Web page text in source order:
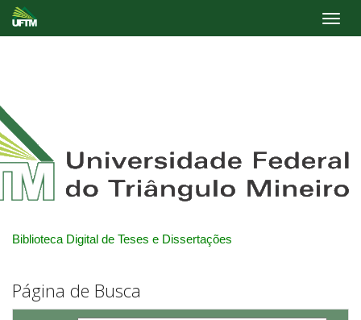
Biblioteca Digital de Teses e Dissertações
Página de Busca